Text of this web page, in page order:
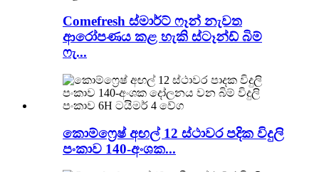
Comefresh ස්මාර්ට් ෆෑන් නැවත
ආරෝපණය කළ හැකි ස්ටෑන්ඩ් බිම්
ෆැ...
කොම්ෆ්‍රෙෂ් අඟල් 12 ස්ථාවර පදික විදුලි
පංකාව 140-අංශක...